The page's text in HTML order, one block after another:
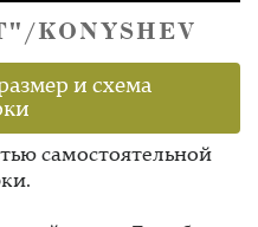
KONYSHEV
и схема
самостоятельной